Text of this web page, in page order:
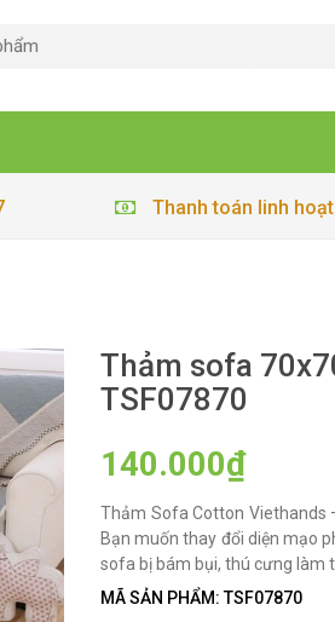
Thanh toán linh hoạt
Thảm sofa
TSF07870
140.000₫
Thảm Sofa Cotton Viethands
Bạn muốn thay đổi diện mạo
sofa bị bám bụi, thú cưng làm
MÃ SẢN PHẨM: TSF07870